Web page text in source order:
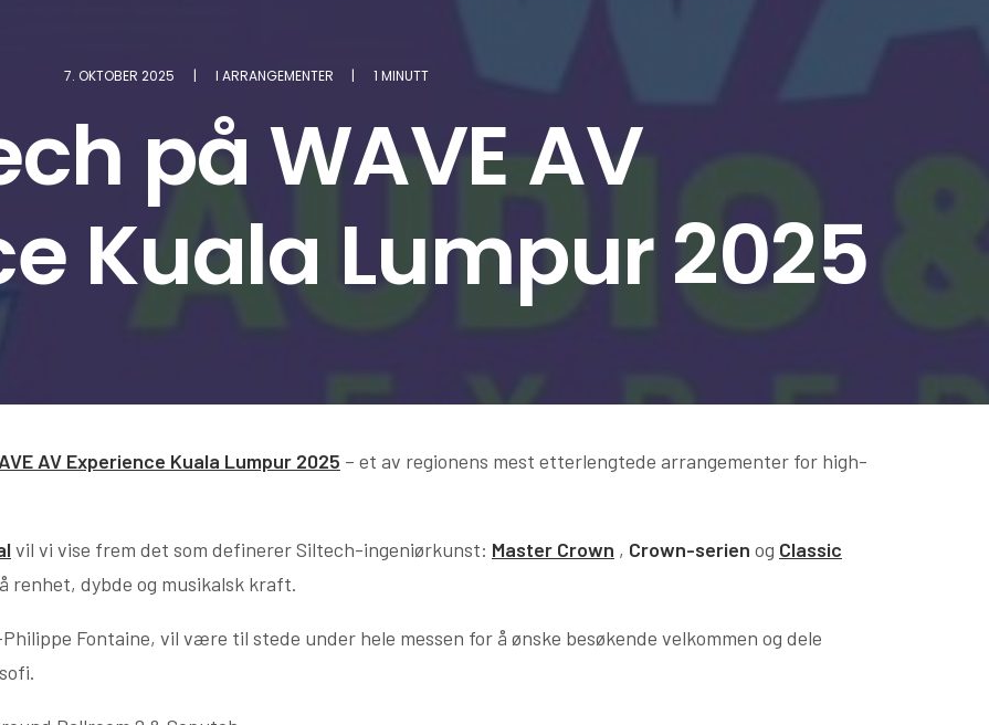
7. OKTOBER 2025 | I ARRANGEMENTER | 1 MINUTT
på WAVE AV
Kuala Lumpur 2025
AV Experience Kuala Lumpur 2025 – et av regionens mest etterlengtede arrangementer for high-
vil vi vise frem det som definerer Siltech-ingeniørkunst: Master Crown , Crown-serien og Classic
renhet, dybde og musikalsk kraft.
Fontaine, vil være til stede under hele messen for å ønske besøkende velkommen og dele